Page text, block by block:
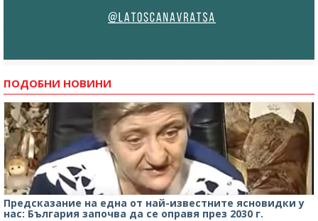
ПОДОБНИ НОВИНИ
Предсказание на една от най-известните ясновидки у
нас: България започва да се оправя през 2030 г.